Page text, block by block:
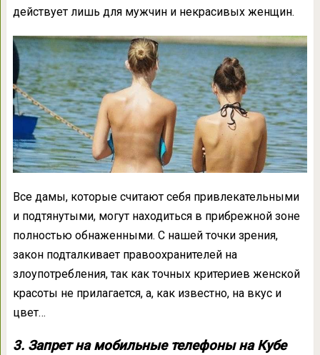
действует лишь для мужчин и некрасивых женщин.
Все дамы, которые считают себя привлекательными
и подтянутыми, могут находиться в прибрежной зоне
полностью обнаженными. С нашей точки зрения,
закон подталкивает правоохранителей на
злоупотребления, так как точных критериев женской
красоты не прилагается, а, как известно, на вкус и
цвет…
3. Запрет на мобильные телефоны на Кубе